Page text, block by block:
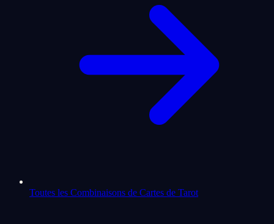
Toutes les Combinaisons de Cartes de Tarot